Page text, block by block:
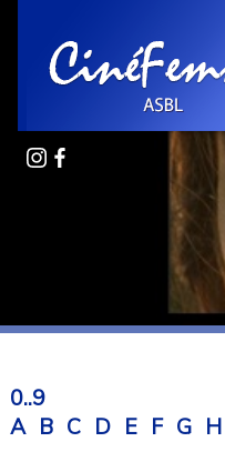
0..9
A B C D E F G H